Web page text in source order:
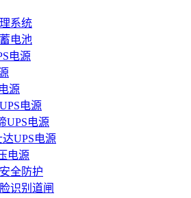
系统
电池
电源
源
电源
UPS电源
UPS电源
电源
全防护
识别道闸